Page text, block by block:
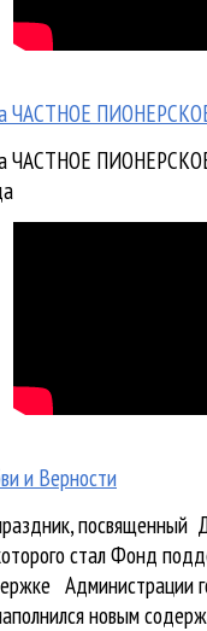
ЧАСТНОЕ
ЧАСТНОЕ
и Верности
посвященный
стал Фонд
Администрации
новым